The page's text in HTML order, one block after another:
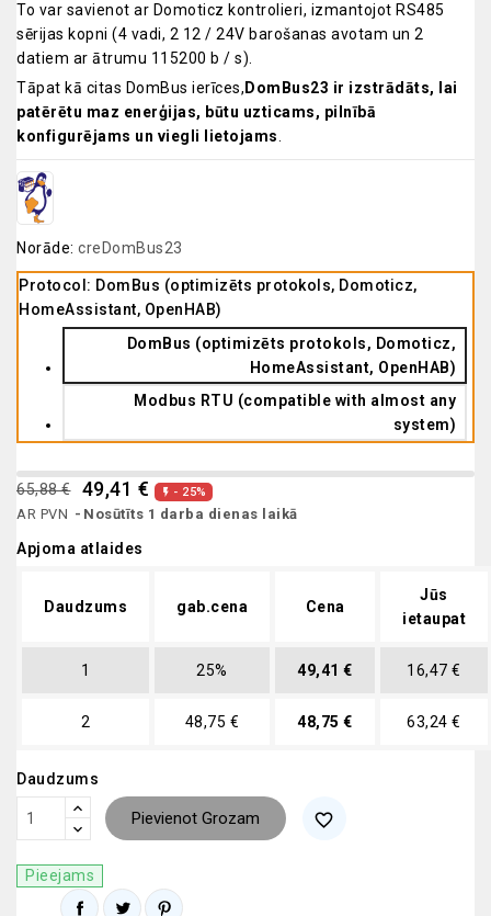
To var savienot ar Domoticz kontrolieri, izmantojot RS485
sērijas kopni (4 vadi, 2 12 / 24V barošanas avotam un 2
datiem ar ātrumu 115200 b / s).
Tāpat kā citas DomBus ierīces, DomBus23 ir izstrādāts, lai
patērētu maz enerģijas, būtu uzticams, pilnībā
konfigurējams un viegli lietojams.
Norāde: creDomBus23
Protocol: DomBus (optimizēts protokols, Domoticz,
HomeAssistant, OpenHAB)
DomBus (optimizēts protokols, Domoticz,
HomeAssistant, OpenHAB)
Modbus RTU (compatible with almost any
system)
65,88 € 49,41 €  - 25%
AR PVN Nosūtīts 1 darba dienas laikā
Apjoma atlaides
Daudzums gab.cena Cena
Jūs
ietaupat
1 25% 49,41 € 16,47 €
2 48,75 € 48,75 € 63,24 €
Daudzums
Pievienot Grozam favorite_border
Pieejams